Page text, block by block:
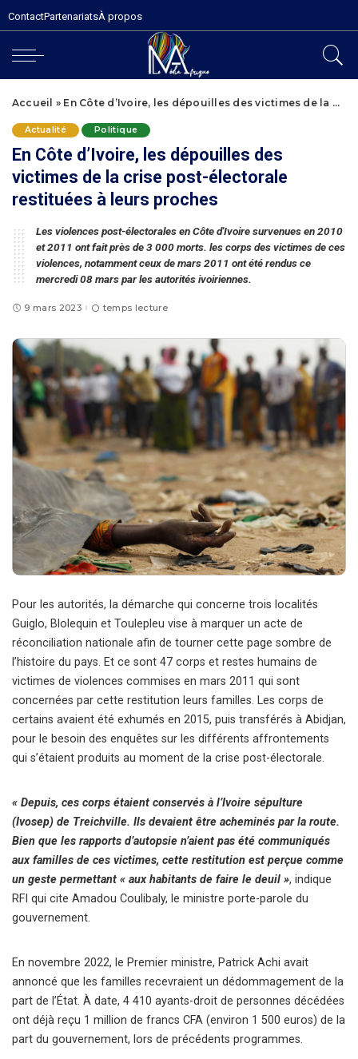
ContactPartenariatsÀ propos
Accueil » En Côte d’Ivoire, les dépouilles des victimes de la crise post-électorale restituées à leurs proches
Actualité Politique
En Côte d’Ivoire, les dépouilles des
victimes de la crise post-électorale
restituées à leurs proches
Les violences post-électorales en Côte d'Ivoire survenues en 2010
et 2011 ont fait près de 3 000 morts. les corps des victimes de ces
violences, notamment ceux de mars 2011 ont été rendus ce
mercredi 08 mars par les autorités ivoiriennes.
9 mars 2023 temps lecture
Pour les autorités, la démarche qui concerne trois localités
Guiglo, Blolequin et Toulepleu vise à marquer un acte de
réconciliation nationale afin de tourner cette page sombre de
l’histoire du pays. Et ce sont 47 corps et restes humains de
victimes de violences commises en mars 2011 qui sont
concernées par cette restitution leurs familles. Les corps de
certains avaient été exhumés en 2015, puis transférés à Abidjan,
pour le besoin des enquêtes sur les différents affrontements
qui s’étaient produits au moment de la crise post-électorale.
« Depuis, ces corps étaient conservés à l’Ivoire sépulture
(Ivosep) de Treichville. Ils devaient être acheminés par la route.
Bien que les rapports d’autopsie n’aient pas été communiqués
aux familles de ces victimes, cette restitution est perçue comme
un geste permettant « aux habitants de faire le deuil », indique
RFI qui cite Amadou Coulibaly, le ministre porte-parole du
gouvernement.
En novembre 2022, le Premier ministre, Patrick Achi avait
annoncé que les familles recevraient un dédommagement de la
part de l’État. À date, 4 410 ayants-droit de personnes décédées
ont déjà reçu 1 million de francs CFA (environ 1 500 euros) de la
part du gouvernement, lors de précédents programmes.